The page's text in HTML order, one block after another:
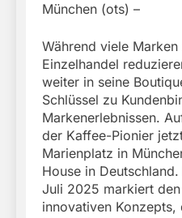
München (ots) –
Während viele
Einzelhandel
weiter in seine
Schlüssel zu
Markenerlebnissen.
der Kaffee-Pionier
Marienplatz in
House in
Juli 2025 markiert
innovativen Konzepts,